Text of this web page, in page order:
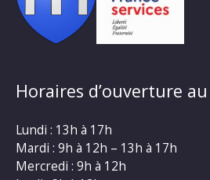
Horaires d’ouverture
Lundi : 13h à 17h
Mardi : 9h à 12h – 13h à 17h
Mercredi : 9h à 12h